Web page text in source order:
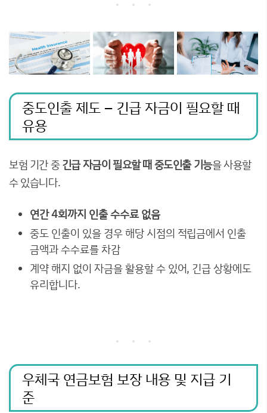
중도인출 제도 – 긴급 자금이 필요할 때
유용
보험 기간 중긴급 자금이 필요할 때 중도인출 기능을 사용할
수 있습니다.
연간 4회까지 인출 수수료 없음
중도 인출이 있을 경우 해당 시점의 적립금에서 인출
금액과 수수료를 차감
계약 해지 없이 자금을 활용할 수 있어, 긴급 상황에도
유리합니다.
우체국 연금보험 보장 내용 및 지급 기
준